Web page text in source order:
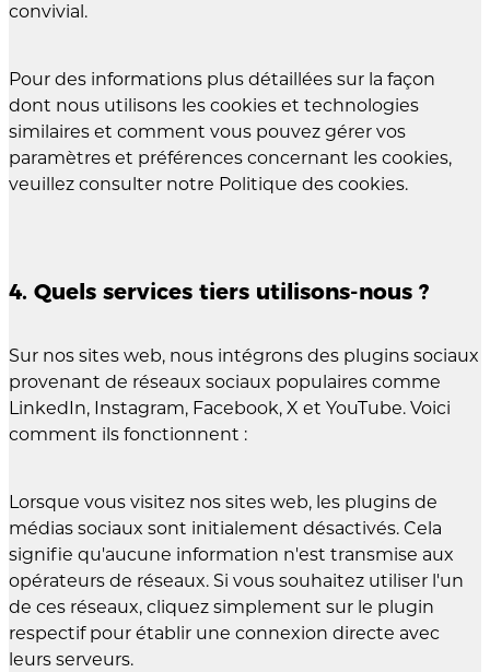
convivial.
Pour des informations plus détaillées sur la façon
dont nous utilisons les cookies et technologies
similaires et comment vous pouvez gérer vos
paramètres et préférences concernant les cookies,
veuillez consulter notre Politique des cookies.
4. Quels services tiers utilisons-nous ?
Sur nos sites web, nous intégrons des plugins sociaux
provenant de réseaux sociaux populaires comme
LinkedIn, Instagram, Facebook, X et YouTube. Voici
comment ils fonctionnent :
Lorsque vous visitez nos sites web, les plugins de
médias sociaux sont initialement désactivés. Cela
signifie qu'aucune information n'est transmise aux
opérateurs de réseaux. Si vous souhaitez utiliser l'un
de ces réseaux, cliquez simplement sur le plugin
respectif pour établir une connexion directe avec
leurs serveurs.